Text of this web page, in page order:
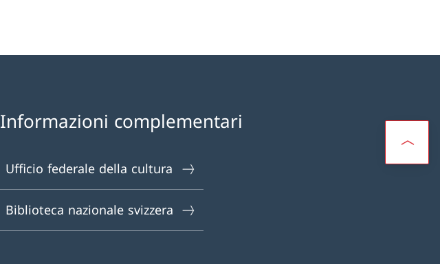
Informazioni complementari
Ufficio federale della cultura
Biblioteca nazionale svizzera